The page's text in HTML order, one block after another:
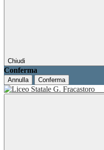
Chiudi
Conferma
Annulla Conferma